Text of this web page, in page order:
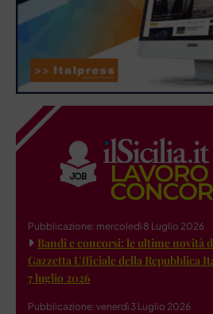
Pubblicazione: mercoledì 8 Luglio 2026
Bandi e concorsi: le ultime novità
Gazzetta Ufficiale della Repubblica
7 luglio 2026
Pubblicazione: venerdì 3 Luglio 2026